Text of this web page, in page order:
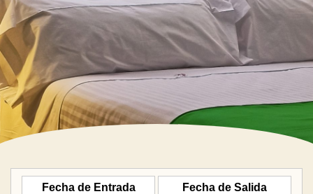
Fecha de Entrada Fecha de Salida